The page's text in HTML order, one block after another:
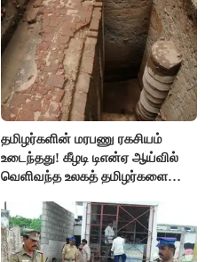
தமிழர்களின் மரபணு ரகசியம்
உடைந்தது! கீழடி டிஎன்ஏ ஆய்வில்
வெளிவந்த உலகத் தமிழர்களை